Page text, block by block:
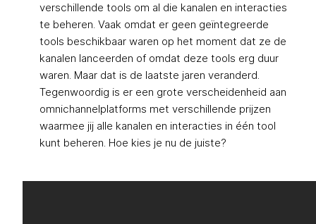
verschillende tools om al die kanalen en interacties
te beheren. Vaak omdat er geen geïntegreerde
tools beschikbaar waren op het moment dat ze de
kanalen lanceerden of omdat deze tools erg duur
waren. Maar dat is de laatste jaren veranderd.
Tegenwoordig is er een grote verscheidenheid aan
omnichannelplatforms met verschillende prijzen
waarmee jij alle kanalen en interacties in één tool
kunt beheren. Hoe kies je nu de juiste?